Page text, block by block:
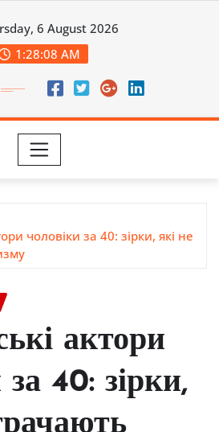
6 August 2026
1:28:09 AM
чоловіки за 40: зірки, які не
актори
за 40: зірки,